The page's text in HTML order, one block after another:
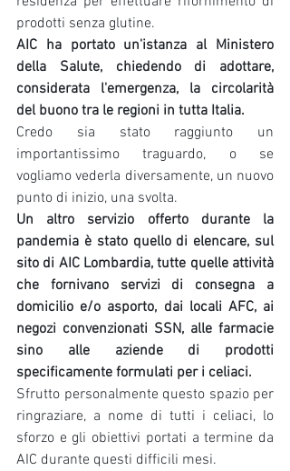
prodotti senza glutine.
AIC ha portato un'istanza al Ministero
della Salute, chiedendo di adottare,
considerata l'emergenza, la circolarità
del buono tra le regioni in tutta Italia.
Credo sia stato raggiunto un
importantissimo traguardo, o se
vogliamo vederla diversamente, un nuovo
punto di inizio, una svolta.
Un altro servizio offerto durante la
pandemia è stato quello di elencare, sul
sito di AIC Lombardia, tutte quelle attività
che fornivano servizi di consegna a
domicilio e/o asporto, dai locali AFC, ai
negozi convenzionati SSN, alle farmacie
sino alle aziende di prodotti
specificamente formulati per i celiaci.
Sfrutto personalmente questo spazio per
ringraziare, a nome di tutti i celiaci, lo
sforzo e gli obiettivi portati a termine da
AIC durante questi difficili mesi.